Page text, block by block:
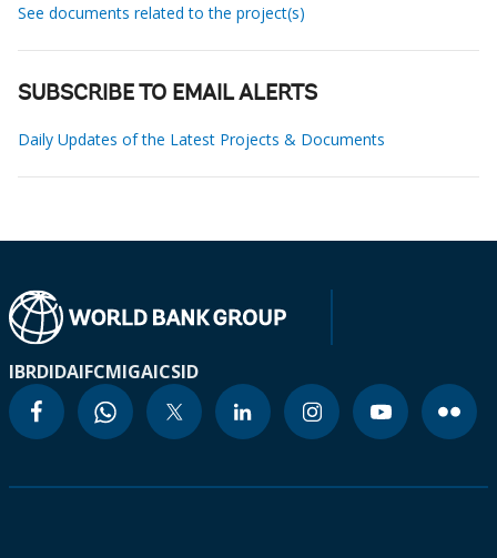
See documents related to the project(s)
SUBSCRIBE TO EMAIL ALERTS
Daily Updates of the Latest Projects & Documents
IBRDIDAIFCMIGAICSID